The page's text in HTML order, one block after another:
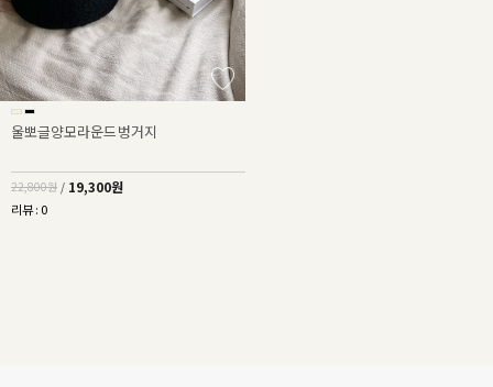
울뽀글양모라운드벙거지
22,800원 / 19,300원
리뷰 : 0